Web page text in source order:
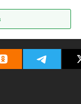
Кейта